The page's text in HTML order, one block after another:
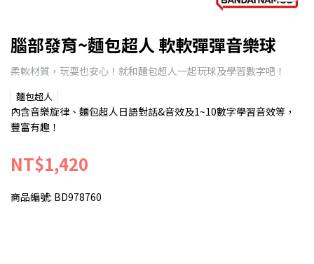
腦部發育~麵包超人 軟軟彈彈音樂球
柔軟材質，玩耍也安心！就和麵包超人一起玩球及學習數字吧！
麵包超人
內含音樂旋律、麵包超人日語對話&音效及1~10數字學習音效等，
豐富有趣！
NT$1,420
商品編號: BD978760